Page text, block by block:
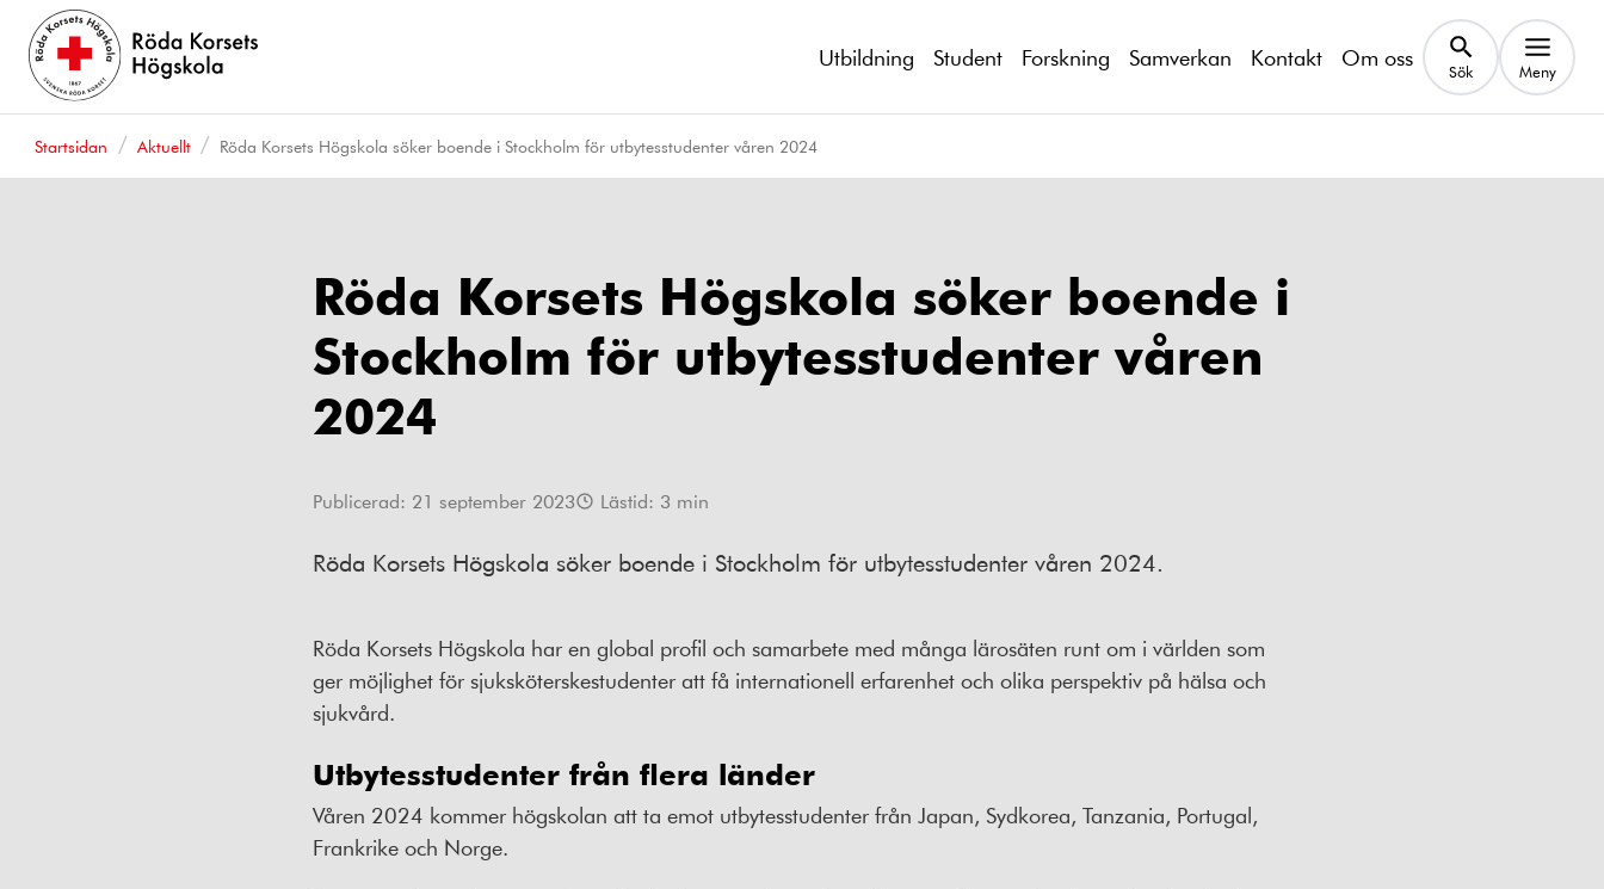
Utbildning Student Forskning Samverkan Kontakt Om oss Sök Meny
Startsidan Aktuellt Röda Korsets Högskola söker boende i Stockholm för utbytesstudenter våren 2024
Röda Korsets Högskola söker boende i
Stockholm för utbytesstudenter våren
2024
Publicerad: 21 september 2023 Lästid: 3 min
Röda Korsets Högskola söker boende i Stockholm för utbytesstudenter våren 2024.
Röda Korsets Högskola har en global profil och samarbete med många lärosäten runt om i världen som
ger möjlighet för sjuksköterskestudenter att få internationell erfarenhet och olika perspektiv på hälsa och
sjukvård.
Utbytesstudenter från flera länder
Våren 2024 kommer högskolan att ta emot utbytesstudenter från Japan, Sydkorea, Tanzania, Portugal,
Frankrike och Norge.